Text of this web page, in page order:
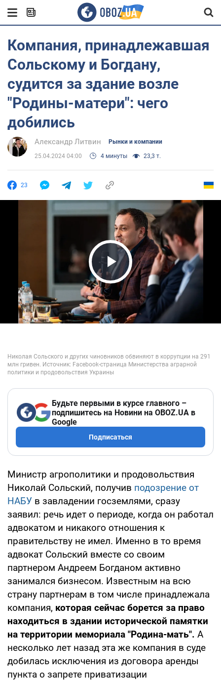
Компания, принадлежавшая
Сольскому и Богдану,
судится за здание возле
"Родины-матери": чего
добились
Александр Литвин Рынки и компании
25.04.2024 04:00 4 минуты 23,3 т.
23
Play Video
Будьте первыми в курсе главного –
подпишитесь на Новини на OBOZ.UA в
Google
Подписаться
Министр агрополитики и продовольствия
Николай Сольский, получив подозрение от
НАБУ в завладении госземлями, сразу
заявил: речь идет о периоде, когда он работал
адвокатом и никакого отношения к
правительству не имел. Именно в то время
адвокат Сольский вместе со своим
партнером Андреем Богданом активно
занимался бизнесом. Известным на всю
страну партнерам в том числе принадлежала
компания, которая сейчас борется за право
находиться в здании исторической памятки
на территории мемориала "Родина-мать". А
несколько лет назад эта же компания в суде
добилась исключения из договора аренды
пункта о запрете приватизации